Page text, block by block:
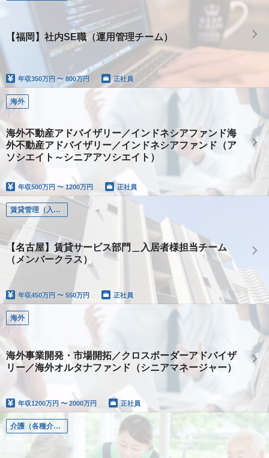
【福岡】社内SE職（運用管理チーム）
年収350万円 〜 800万円 正社員
海外
海外不動産アドバイザリー／インドネシアファンド海
外不動産アドバイザリー／インドネシアファンド（ア
ソシエイト～シニアアソシエイト）
年収500万円 〜 1200万円 正社員
賃貸管理（入居者様管理、オーナー様管理）
【名古屋】賃貸サービス部門＿入居者様担当チーム
（メンバークラス）
年収450万円 〜 550万円 正社員
海外
海外事業開発・市場開拓／クロスボーダーアドバイザ
リー／海外オルタナファンド（シニアマネージャー）
年収1200万円 〜 2000万円 正社員
介護（各種介護職）